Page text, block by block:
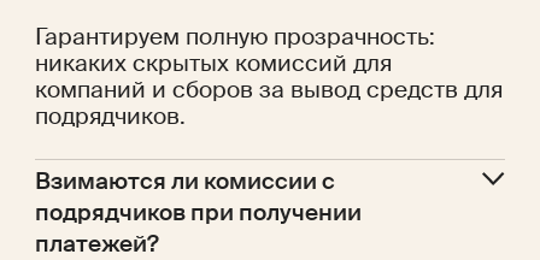
Гарантируем полную прозрачность:
никаких скрытых комиссий для
компаний и сборов за вывод средств для
подрядчиков.
Взимаются ли комиссии с
подрядчиков при получении
платежей?